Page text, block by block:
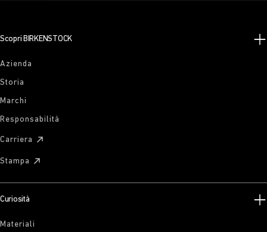
Scopri BIRKENSTOCK
Azienda
Storia
Marchi
Responsabilità
Carriera
Stampa
Curiosità
Materiali